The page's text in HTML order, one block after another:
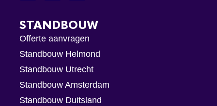
STANDBOUW
Offerte aanvragen
Standbouw Helmond
Standbouw Utrecht
Standbouw Amsterdam
Standbouw Duitsland